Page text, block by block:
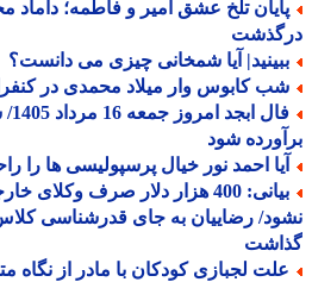
تلخ عشق امیر و فاطمه؛ داماد
آیا شمخانی چیزی می دانست؟
کابوس وار میلاد محمدی در کنفرانس
فال ابجد
شود
احمد نور خیال پرسپولیسی ها را
بیانی: 400 هزار دلار صرف وکلای
لجبازی کودکان با مادر از نگاه